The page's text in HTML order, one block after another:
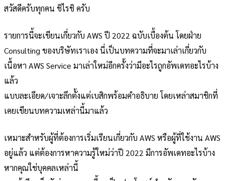
สวัสดีครับทุกคน ชิไรชิ ครับ
รายการนี้จะเขียนเกี่ยวกับ AWS ปี 2022 ฉบับเบื้องต้น โดยฝ่าย
Consulting ของบริษัทเราเอง นี่เป็นบทความที่จะมาเล่าเกี่ยวกับ
เนื้อหา AWS Service มาเล่าใหม่อีกครั้งว่ามีอะไรถูกอัพเดทอะไรบ้าง
แล้ว
แบบละเอียด/เจาะลึกตั้งแต่เบสิกพร้อมคำอธิบาย โดยเหล่าสมาชิกที่
เคยเขียนบทความเหล่านี้มาแล้ว
เหมาะสำหรับผู้ที่ต้องการเริ่มเรียนเกี่ยวกับ AWS หรือผู้ที่ใช้งาน AWS
อยู่แล้ว แต่ต้องการหาความรู้ใหม่ว่าปี 2022 มีการอัพเดทอะไรบ้าง
หากคุณใช่บุคคลเหล่านี้